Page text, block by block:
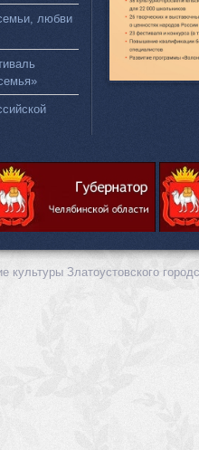
любви
Златоустовского